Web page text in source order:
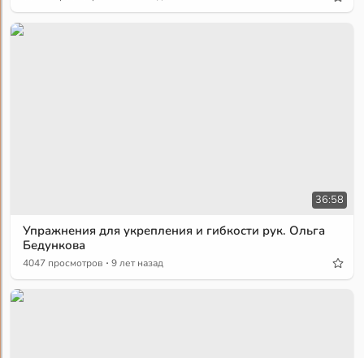
36:58
Упражнения для укрепления и гибкости рук. Ольга
Бедункова
4047 просмотров · 9 лет назад